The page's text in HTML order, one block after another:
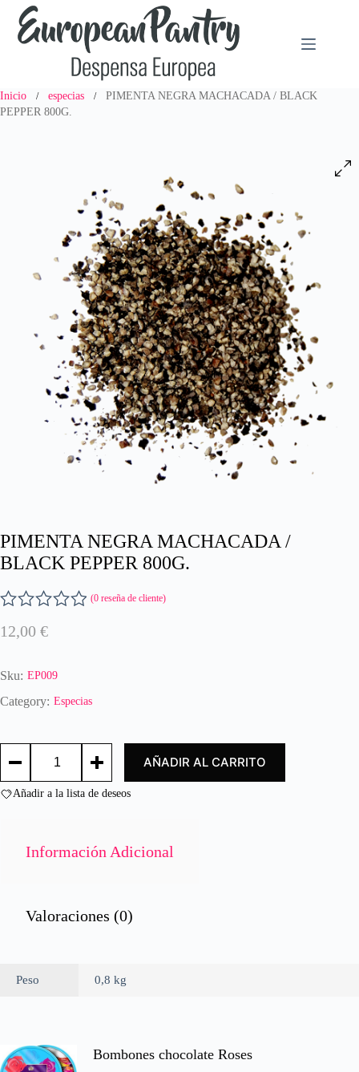
Saltar
contenido
Inicio / especias /
PIMENTA NEGRA MACHACADA / BLACK
PEPPER 800G.
PIMENTA NEGRA MACHACADA /
BLACK PEPPER 800G.
V
a
o
a
n
0
(0 reseña de cliente)
12,00 €
Sku: EP009
Category: Especias
NEGRA
/
cantidad
AÑADIR AL CARRITO
Añadir a la lista de deseos
Información Adicional
Valoraciones (0)
Peso 0,8 kg
Bombones chocolate Roses